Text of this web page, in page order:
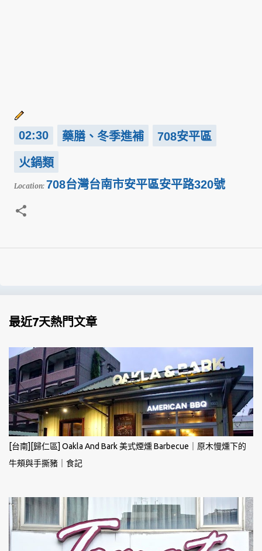
02:30 藥膳、冬季進補 708安平區
火鍋類
Location: 708台灣台南市安平區安平路320號
最近7天熱門文章
[台南][歸仁區] Oakla And Bark 美式煙燻 Barbecue｜原木慢燻下的
牛頰與手撕豬｜食記